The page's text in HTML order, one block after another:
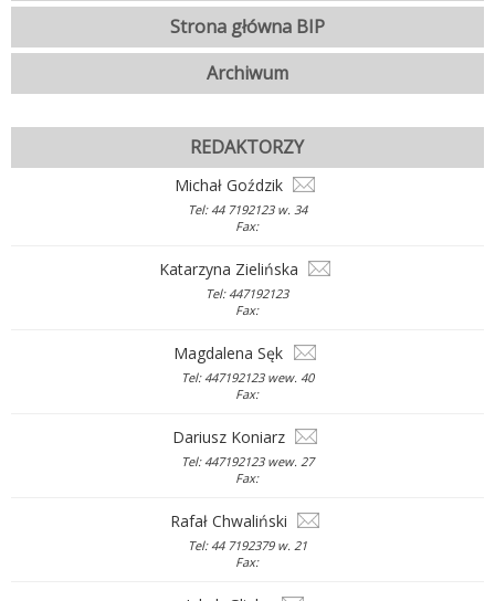
Strona główna BIP
Archiwum
REDAKTORZY
Michał Goździk
Tel: 44 7192123 w. 34
Fax:
Katarzyna Zielińska
Tel: 447192123
Fax:
Magdalena Sęk
Tel: 447192123 wew. 40
Fax:
Dariusz Koniarz
Tel: 447192123 wew. 27
Fax:
Rafał Chwaliński
Tel: 44 7192379 w. 21
Fax: